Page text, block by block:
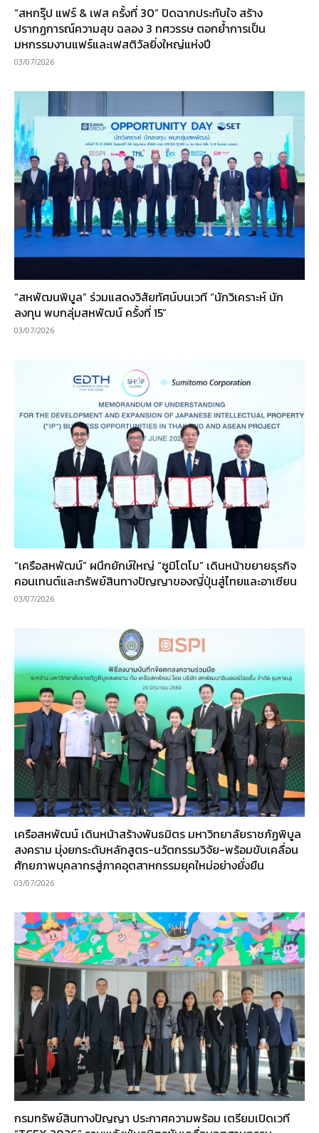
“สหกรุ๊ป แฟร์ & เฟส ครั้งที่ 30” ปิดฉากประทับใจ สร้าง
ปรากฏการณ์ความสุข ฉลอง 3 ทศวรรษ ตอกย้ำการเป็น
มหกรรมงานแฟร์และเฟสติวัลยิ่งใหญ่แห่งปี
03/07/2026
“สหพัฒนพิบูล” ร่วมแสดงวิสัยทัศน์บนเวที “นักวิเคราะห์ นัก
ลงทุน พบกลุ่มสหพัฒน์ ครั้งที่ 15”
03/07/2026
“เครือสหพัฒน์” ผนึกยักษ์ใหญ่ “ซูมิโตโม” เดินหน้าขยายธุรกิจ
คอนเทนต์และทรัพย์สินทางปัญญาของญี่ปุ่นสู่ไทยและอาเซียน
03/07/2026
เครือสหพัฒน์ เดินหน้าสร้างพันธมิตร มหาวิทยาลัยราชภัฏพิบูล
สงคราม มุ่งยกระดับหลักสูตร-นวัตกรรมวิจัย-พร้อมขับเคลื่อน
ศักยภาพบุคลากรสู่ภาคอุตสาหกรรมยุคใหม่อย่างยั่งยืน
03/07/2026
กรมทรัพย์สินทางปัญญา ประกาศความพร้อม เตรียมเปิดเวที